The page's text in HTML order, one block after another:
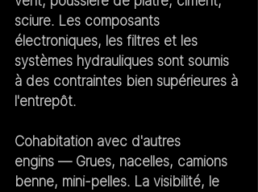
sciure. Les composants
électroniques, les filtres et les
systèmes hydrauliques sont soumis
à des contraintes bien supérieures à
l'entrepôt.
Cohabitation avec d'autres
engins — Grues, nacelles, camions
benne, mini-pelles. La visibilité, le